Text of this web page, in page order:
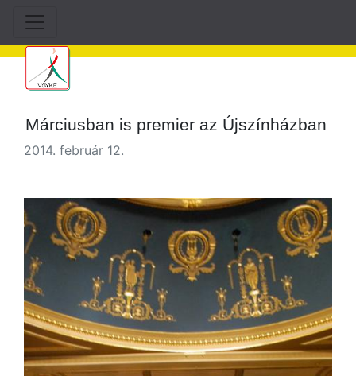
Márciusban is premier az Újszínházban
2014. február 12.